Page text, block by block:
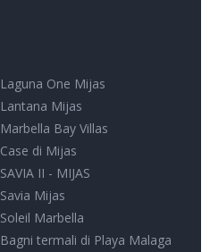
Laguna One Mijas
Lantana Mijas
Marbella Bay Villas
Case di Mijas
SAVIA II - MIJAS
Savia Mijas
Soleil Marbella
Bagni termali di Playa Malaga